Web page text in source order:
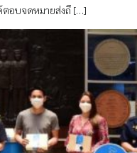
ตอบจดหมายส่งถึ […]